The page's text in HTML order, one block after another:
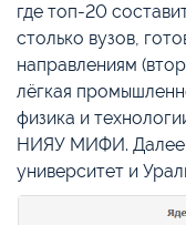
где топ-20
столько вузов,
направлениям
лёгкая
физика и
НИЯУ МИФИ. Далее
университет и